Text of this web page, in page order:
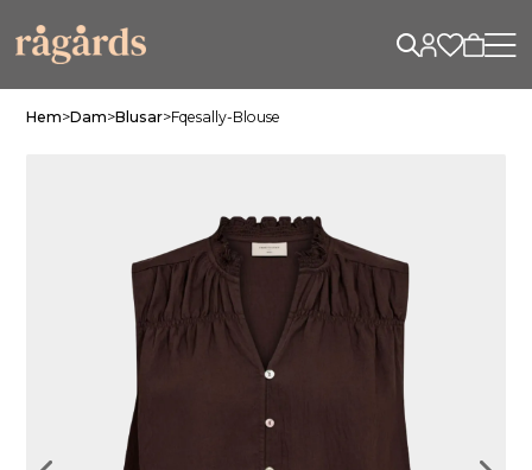
Hem>Dam>Blusar>Fqesally-Blouse